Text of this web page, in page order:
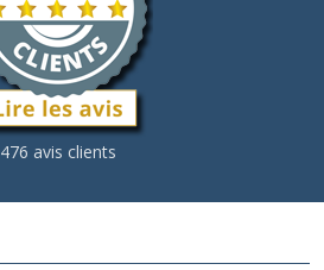
476 avis clients